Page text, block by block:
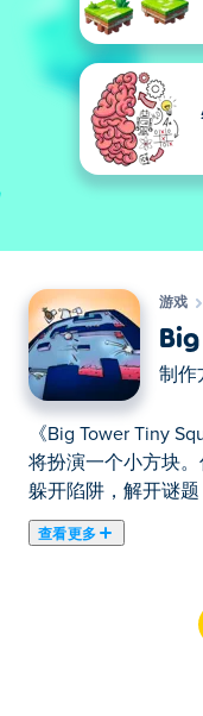
游戏
制作
《Big Tower Tiny
将扮演一个小方块
躲开陷阱，解开谜题
查看更多